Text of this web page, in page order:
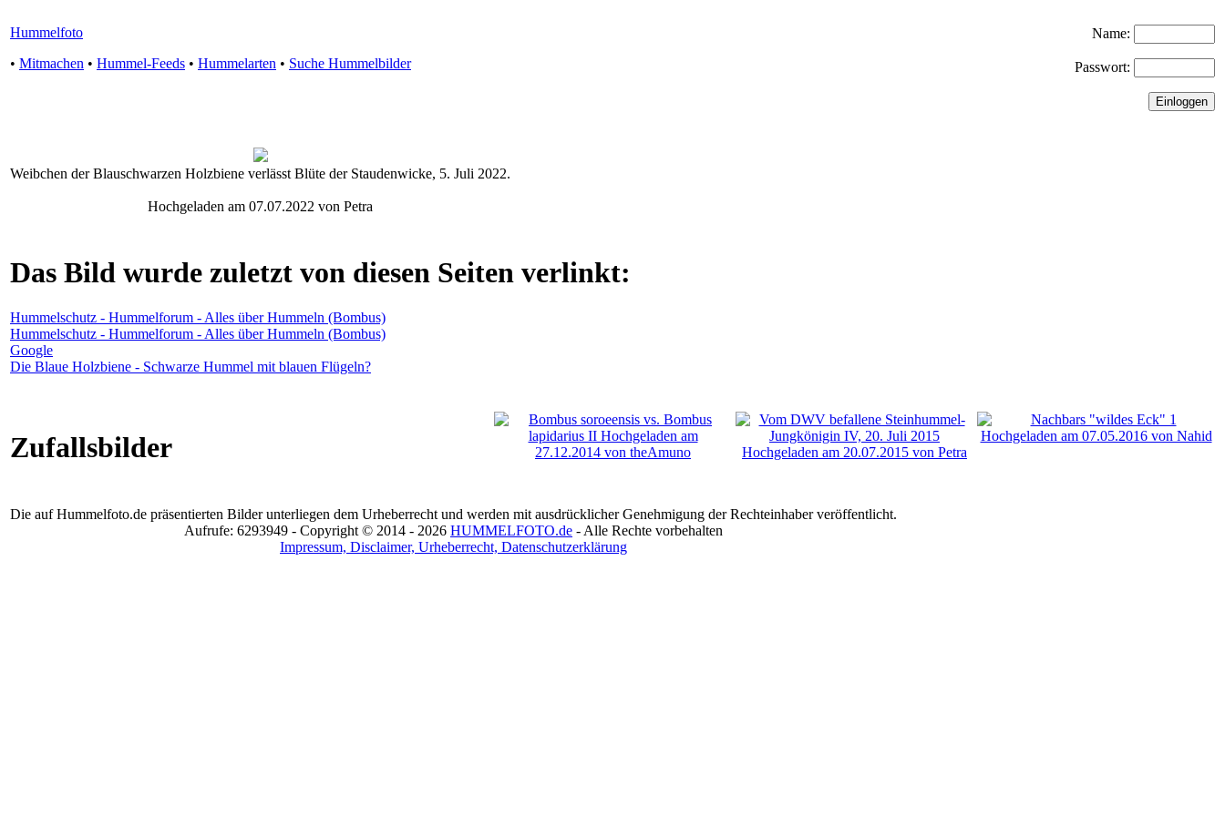
Hummelfoto
• Mitmachen • Hummel-Feeds • Hummelarten • Suche Hummelbilder
Name:
Passwort:
Weibchen der Blauschwarzen Holzbiene verlässt Blüte der Staudenwicke, 5. Juli 2022.
Hochgeladen am 07.07.2022 von Petra
Das Bild wurde zuletzt von diesen Seiten verlinkt:
Hummelschutz - Hummelforum - Alles über Hummeln (Bombus)
Hummelschutz - Hummelforum - Alles über Hummeln (Bombus)
Google
Die Blaue Holzbiene - Schwarze Hummel mit blauen Flügeln?
Zufallsbilder
Die auf Hummelfoto.de präsentierten Bilder unterliegen dem Urheberrecht und werden mit ausdrücklicher Genehmigung der Rechteinhaber veröffentlicht.
Aufrufe: 6293949 - Copyright © 2014 - 2026 HUMMELFOTO.de - Alle Rechte vorbehalten
Impressum, Disclaimer, Urheberrecht, Datenschutzerklärung